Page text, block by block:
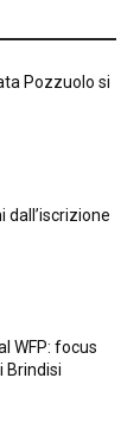
Pozzuolo si
dall’iscrizione
WFP: focus
Brindisi